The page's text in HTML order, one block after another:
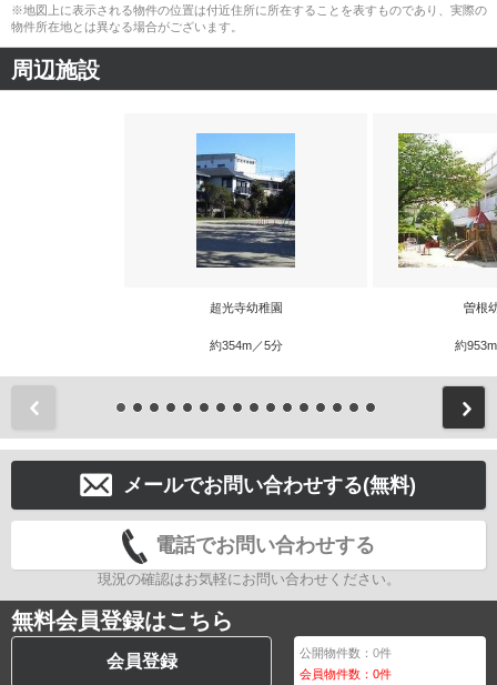
※地図上に表示される物件の位置は付近住所に所在することを表すものであり、実際の
物件所在地とは異なる場合がございます。
周辺施設
超光寺幼稚園
約354m／5分
曽根
約
メールでお問い合わせする(無料)
電話でお問い合わせする
現況の確認はお気軽にお問い合わせください。
無料会員登録はこちら
会員登録 公開物件数：0件
会員物件数：0件